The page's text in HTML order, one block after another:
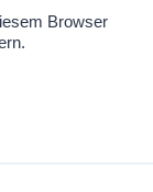
Browser